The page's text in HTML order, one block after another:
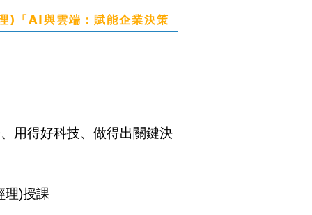
)「AI與雲端：賦能企業決策
用得好科技、做得出關鍵決
理)授課